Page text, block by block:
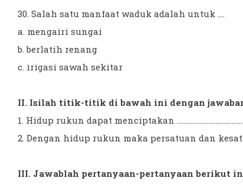
30. Salah satu manfaat waduk adalah untuk ....
a. mengairi sungai
b. berlatih renang
c. irigasi sawah sekitar
II. Isilah titik-titik di bawah ini dengan
1. Hidup rukun dapat menciptakan
2. Dengan hidup rukun maka persatuan dan
III. Jawablah pertanyaan-pertanyaan berikut